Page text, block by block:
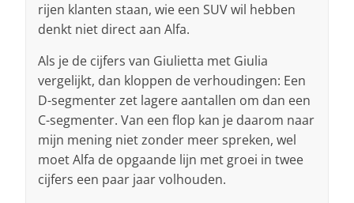
rijen klanten staan, wie een SUV wil hebben
denkt niet direct aan Alfa.
Als je de cijfers van Giulietta met Giulia
vergelijkt, dan kloppen de verhoudingen: Een
D-segmenter zet lagere aantallen om dan een
C-segmenter. Van een flop kan je daarom naar
mijn mening niet zonder meer spreken, wel
moet Alfa de opgaande lijn met groei in twee
cijfers een paar jaar volhouden.